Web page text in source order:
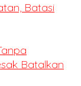
Batasi
Batalkan